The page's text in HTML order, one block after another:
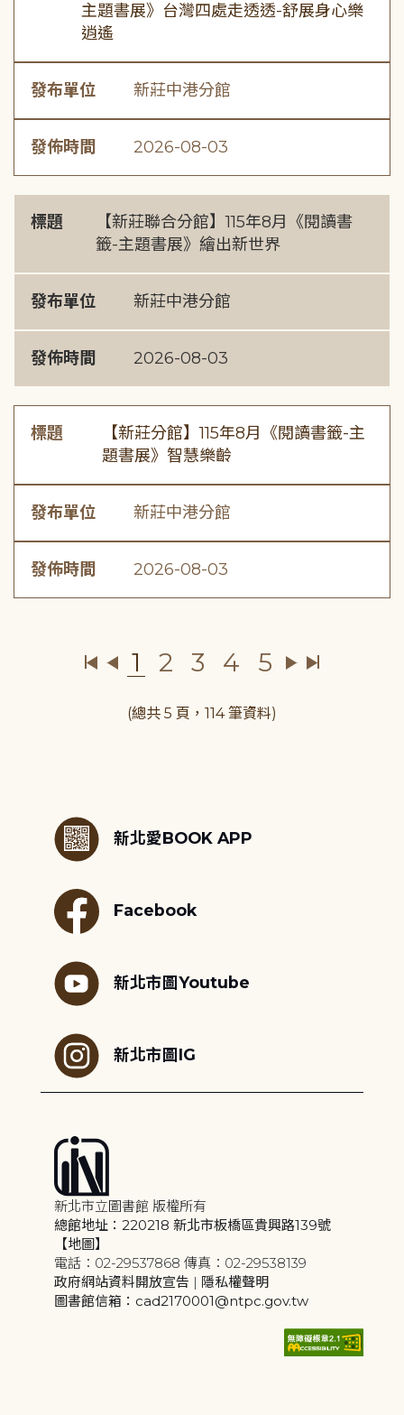
主題書展》台灣四處走透透-舒展身心樂
逍遙
發布單位 新莊中港分館
發佈時間 2026-08-03
標題
【新莊聯合分館】115年8月《閱讀書
籤-主題書展》繪出新世界
發布單位 新莊中港分館
發佈時間 2026-08-03
標題
【新莊分館】115年8月《閱讀書籤-主
題書展》智慧樂齡
發布單位 新莊中港分館
發佈時間 2026-08-03
1 2 3 4 5
(總共 5 頁，114 筆資料)
新北愛BOOK APP
Facebook
新北市圖Youtube
新北市圖IG
新北市立圖書館 版權所有
總館地址：220218 新北市板橋區貴興路139號
【地圖】
電話：02-29537868 傳真：02-29538139
政府網站資料開放宣告 | 隱私權聲明
圖書館信箱：cad2170001@ntpc.gov.tw